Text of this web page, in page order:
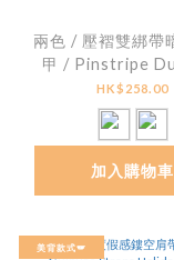
兩色 / 壓褶雙綁帶
甲 / Pinstripe
RuchedHK$258.00
加入購物車
美背款式🪽